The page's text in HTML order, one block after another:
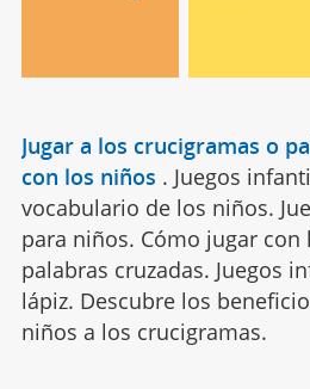
Jugar a los crucigramas o
con los niños . Juegos
vocabulario de los niños.
para niños. Cómo jugar con
palabras cruzadas. Juegos
lápiz. Descubre los
niños a los crucigramas.